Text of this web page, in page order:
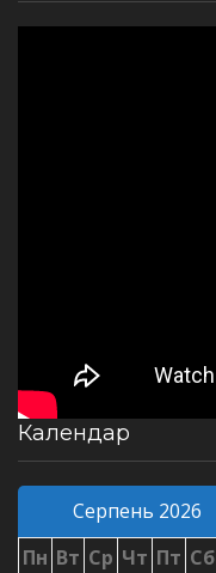
Календар
Серпень 2026
Пн Вт Ср Чт Пт Сб